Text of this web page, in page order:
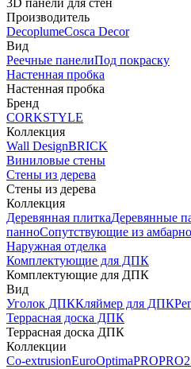
3D панели для стен
Производитель
DecoplumeCosca Decor
Вид
Реечные панелиПод покраску
Настенная пробка
Настенная пробка
Бренд
CORKSTYLE
Коллекция
Wall DesignBRICK
Виниловые стены
Стены из дерева
Стены из дерева
Коллекция
Деревянная плиткаДеревянные
панноСопутствующие из
Наружная отделка
Комплектующие для ДПК
Комплектующие для ДПК
Вид
Уголок ДПККляймер для ДПК
Террасная доска ДПК
Террасная доска ДПК
Коллекции
Co-extrusionEuroOptimaPROPRO2